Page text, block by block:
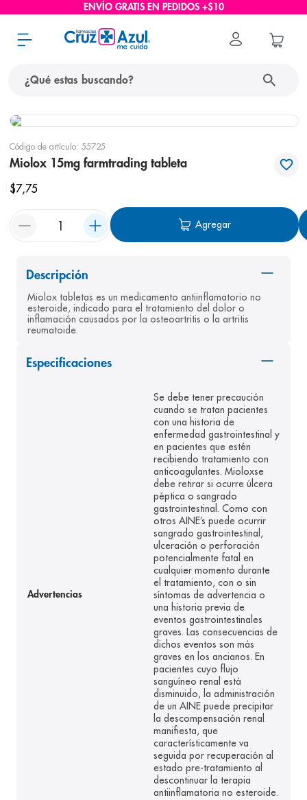
ENVÍO GRATIS EN PEDIDOS +$10
Código de artículo: 55725
Miolox 15mg farmtrading tableta
$7,75
Agregar
Descripción
Miolox tabletas es un medicamento antiinflamatorio no
esteroide, indicado para el tratamiento del dolor o
inflamación causados por la osteoartritis o la artritis
reumatoide.
Especificaciones
Advertencias
Se debe tener precaución
cuando se tratan pacientes
con una historia de
enfermedad gastrointestinal y
en pacientes que estén
recibiendo tratamiento con
anticoagulantes. Mioloxse
debe retirar si ocurre úlcera
péptica o sangrado
gastrointestinal. Como con
otros AINE’s puede ocurrir
sangrado gastrointestinal,
ulceración o perforación
potencialmente fatal en
cualquier momento durante
el tratamiento, con o sin
síntomas de advertencia o
una historia previa de
eventos gastrointestinales
graves. Las consecuencias de
dichos eventos son más
graves en los ancianos. En
pacientes cuyo flujo
sanguíneo renal está
disminuido, la administración
de un AINE puede precipitar
la descompensación renal
manifiesta, que
característicamente va
seguida por recuperación al
estado pre-tratamiento al
descontinuar la terapia
antiinflamatoria no esteroide.
términos más buscados
1 protector solar
6. shampoo
7. bioderma
8. pediasure
10. prueba embarazo